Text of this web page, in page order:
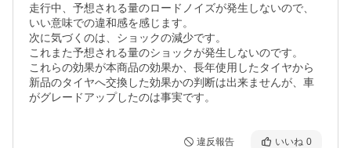
走行中、予想される量のロードノイズが発生しないので、
いい意味での違和感を感じます。
次に気づくのは、ショックの減少です。
これまた予想される量のショックが発生しないのです。
これらの効果が本商品の効果か、長年使用したタイヤから
新品のタイヤへ交換した効果かの判断は出来ませんが、車
がグレードアップしたのは事実です。
違反報告 いいね 0